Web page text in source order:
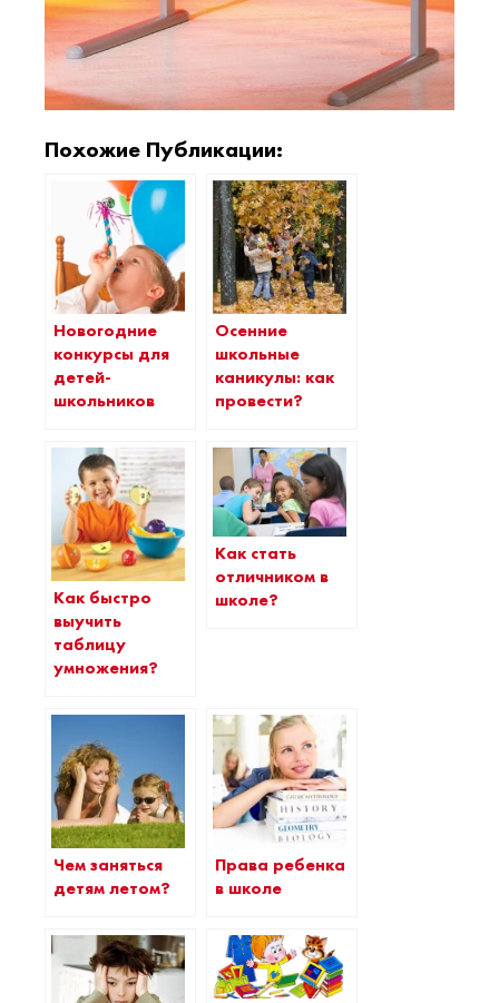
Похожие Публикации:
Новогодние
конкурсы для
детей-
школьников
Осенние
школьные
каникулы: как
провести?
Как быстро
выучить
таблицу
умножения?
Как стать
отличником в
школе?
Чем заняться
детям летом?
Права ребенка
в школе